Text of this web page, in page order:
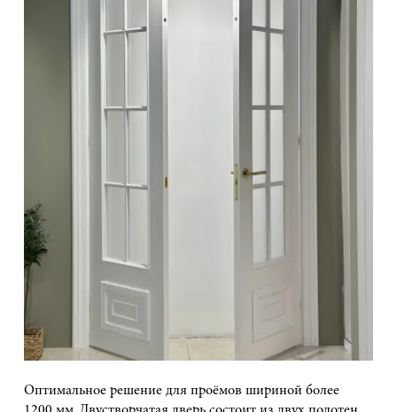
Оптимальное решение для проёмов шириной более